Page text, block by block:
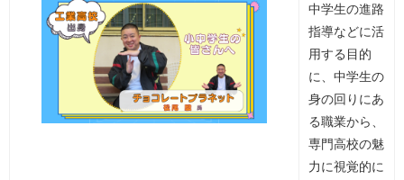
中学生の進路
指導などに活
用する目的
に、中学生の
身の回りにあ
る職業から、
専門高校の魅
力に視覚的に